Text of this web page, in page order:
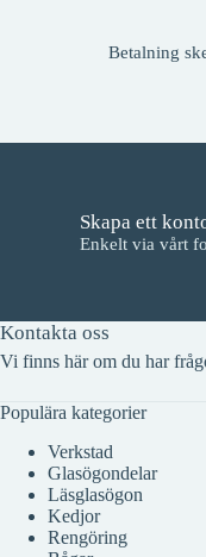
Betalning
Skapa ett
Enkelt via vårt
Kontakta oss
Vi finns här om du har
Populära kategorier
Verkstad
Glasögondelar
Läsglasögon
Kedjor
Rengöring